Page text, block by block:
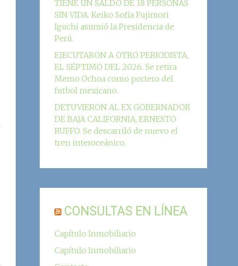
TIENE UN SALDO DE 18 PERSONAS
SIN VIDA. Keiko Sofía Fujimori
Iguchi asumió la Presidencia de
Perú.
EJECUTARON A OTRO PERIODISTA,
EL SÉPTIMO DEL 2026. Se retira
Memo Ochoa como portero del
futbol mexicano.
DETUVIERON AL EX GOBERNADOR
DE BAJA CALIFORNIA, ERNESTO
RUFFO. Se descarriló de nuevo el
tren interoceánico.
CONSULTAS EN LÍNEA
Capítulo Inmobiliario
Capítulo Inmobiliario